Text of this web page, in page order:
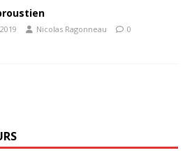
Nicolas Ragonneau 0